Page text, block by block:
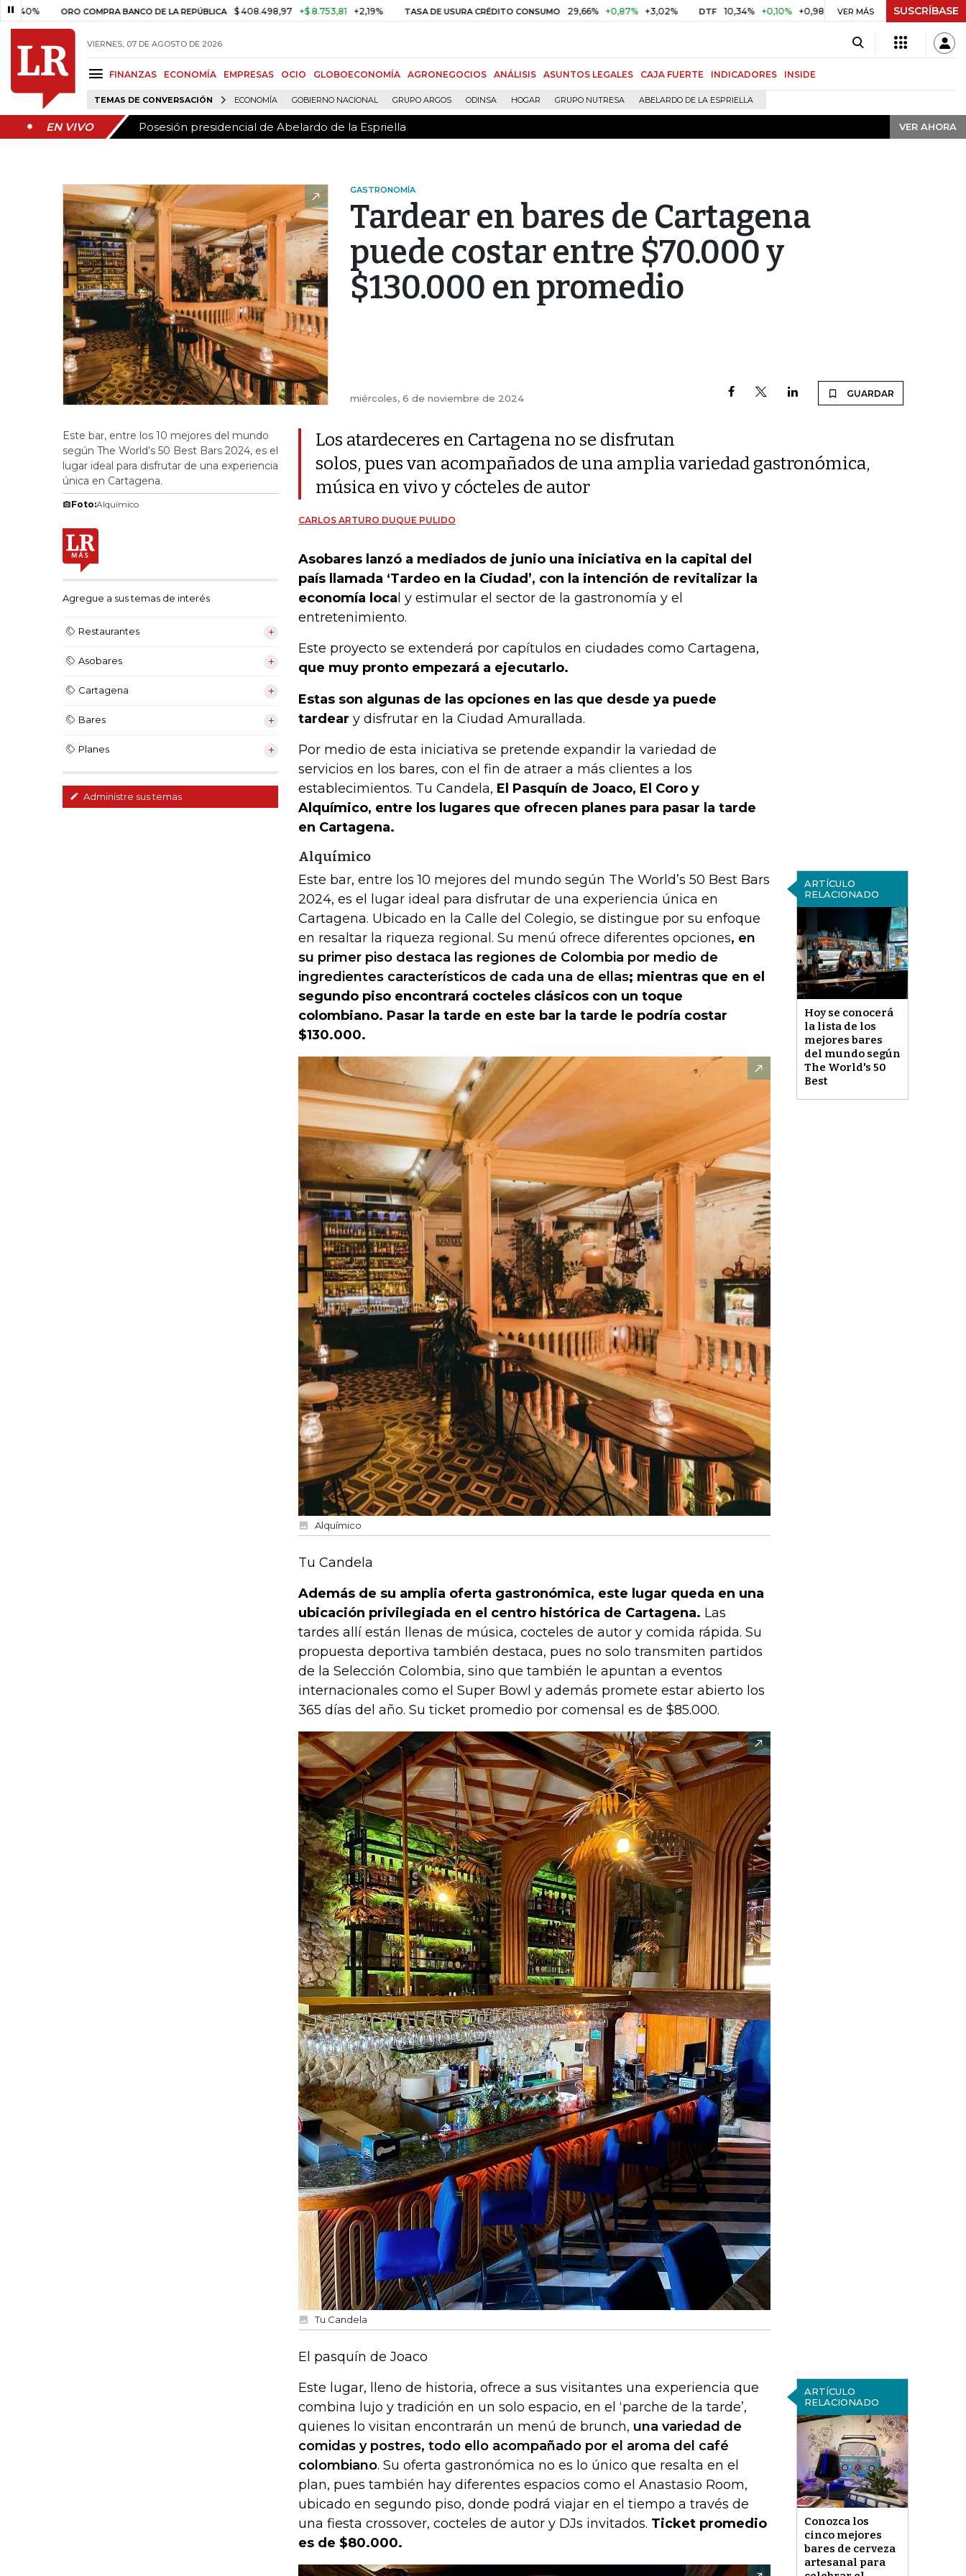
COMPRA BANCO DE LA REPÚBLICA $ 408.498,97 +$ 8.753,81 +2,19% TASA DE USURA CRÉDITO CONSUMO 29,66% +0,87% +3,02% DTF 10,34% +0,10% +0,98% UVR $ 416,91 +$ 0,05 +0,01%
VER MÁS SUSCRÍBASE
VIERNES, 07 DE AGOSTO DE 2026
FINANZAS ECONOMÍA EMPRESAS OCIO GLOBOECONOMÍA AGRONEGOCIOS ANÁLISIS ASUNTOS LEGALES CAJA FUERTE INDICADORES INSIDE
TEMAS DE CONVERSACIÓN ECONOMÍA GOBIERNO NACIONAL GRUPO ARGOS ODINSA HOGAR GRUPO NUTRESA ABELARDO DE LA ESPRIELLA
EN VIVO Posesión presidencial de Abelardo de la Espriella VER AHORA
EN VIVO Posesión presidencial de Abelardo de la Espriella VER AHORA
GASTRONOMÍA
Tardear en bares de Cartagena
puede costar entre $70.000 y
$130.000 en promedio
miércoles, 6 de noviembre de 2024 GUARDAR
Este bar, entre los 10 mejores del mundo
según The World’s 50 Best Bars 2024, es el
lugar ideal para disfrutar de una experiencia
única en Cartagena.
Foto:Alquímico
Agregue a sus temas de interés
Restaurantes
Asobares
Cartagena
Bares
Planes
Administre sus temas
Los atardeceres en Cartagena no se disfrutan
solos, pues van acompañados de una amplia variedad gastronómica,
música en vivo y cócteles de autor
CARLOS ARTURO DUQUE PULIDO
Asobares lanzó a mediados de junio una iniciativa en la capital del
país llamada ‘Tardeo en la Ciudad’, con la intención de revitalizar la
economía loca l y estimular el sector de la gastronomía y el
entretenimiento.
Este proyecto se extenderá por capítulos en ciudades como Cartagena,
que muy pronto empezará a ejecutarlo.
Estas son algunas de las opciones en las que desde ya puede
tardear y disfrutar en la Ciudad Amurallada.
Por medio de esta iniciativa se pretende expandir la variedad de
servicios en los bares, con el fin de atraer a más clientes a los
establecimientos. Tu Candela, El Pasquín de Joaco, El Coro y
Alquímico, entre los lugares que ofrecen planes para pasar la tarde
en Cartagena.
Alquímico
ARTÍCULO
RELACIONADO
Hoy se conocerá
la lista de los
mejores bares
del mundo según
The World's 50
Best
Este bar, entre los 10 mejores del mundo según The World’s 50 Best Bars
2024, es el lugar ideal para disfrutar de una experiencia única en
Cartagena. Ubicado en la Calle del Colegio, se distingue por su enfoque
en resaltar la riqueza regional. Su menú ofrece diferentes opciones, en
su primer piso destaca las regiones de Colombia por medio de
ingredientes característicos de cada una de ellas; mientras que en el
segundo piso encontrará cocteles clásicos con un toque
colombiano. Pasar la tarde en este bar la tarde le podría costar
$130.000.
Alquímico
Tu Candela
Además de su amplia oferta gastronómica, este lugar queda en una
ubicación privilegiada en el centro histórica de Cartagena. Las
tardes allí están llenas de música, cocteles de autor y comida rápida. Su
propuesta deportiva también destaca, pues no solo transmiten partidos
de la Selección Colombia, sino que también le apuntan a eventos
internacionales como el Super Bowl y además promete estar abierto los
365 días del año. Su ticket promedio por comensal es de $85.000.
Tu Candela
El pasquín de Joaco
ARTÍCULO
RELACIONADO
Conozca los
cinco mejores
bares de cerveza
artesanal para
Este lugar, lleno de historia, ofrece a sus visitantes una experiencia que
combina lujo y tradición en un solo espacio, en el ‘parche de la tarde’,
quienes lo visitan encontrarán un menú de brunch, una variedad de
comidas y postres, todo ello acompañado por el aroma del café
colombiano. Su oferta gastronómica no es lo único que resalta en el
plan, pues también hay diferentes espacios como el Anastasio Room,
ubicado en segundo piso, donde podrá viajar en el tiempo a través de
una fiesta crossover, cocteles de autor y DJs invitados. Ticket promedio
es de $80.000.